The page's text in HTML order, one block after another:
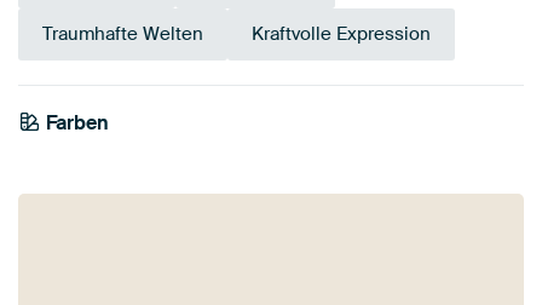
Traumhafte Welten Kraftvolle Expression
Farben
Braun
Mauve